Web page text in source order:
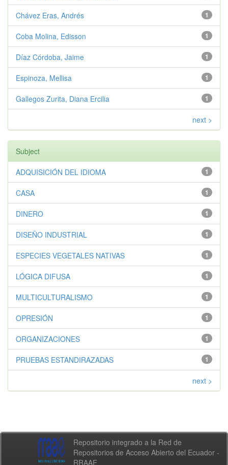
1
Chávez Eras, Andrés
1
Coba Molina, Edisson
1
Díaz Córdoba, Jaime
1
Espinoza, Mellisa
1
Gallegos Zurita, Diana Ercilia
next >
Subject
1
ADQUISICIÓN DEL IDIOMA
1
CASA
1
DINERO
1
DISEÑO INDUSTRIAL
1
ESPECIES VEGETALES NATIVAS
1
LÓGICA DIFUSA
1
MULTICULTURALISMO
1
OPRESIÓN
1
ORGANIZACIONES
1
PRUEBAS ESTANDIRAZADAS
next >
Repositorio integrado a la Red de
Repositorios de Acceso Abierto del Ecuador -
RRAAE